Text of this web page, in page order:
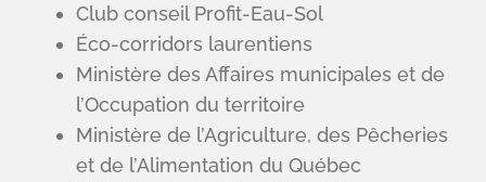
Club conseil Profit-Eau-Sol
Éco-corridors laurentiens
Ministère des Affaires municipales et de
l’Occupation du territoire
Ministère de l’Agriculture, des Pêcheries
et de l’Alimentation du Québec